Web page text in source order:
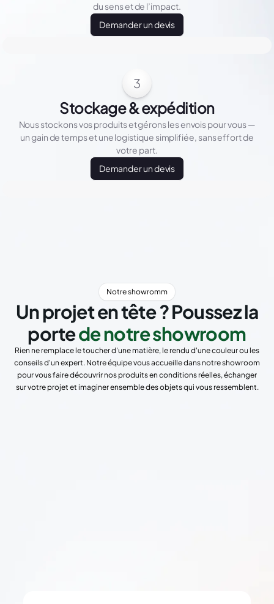
du sens et de l’impact.
Demander un devis
3
Stockage & expédition
Nous stockons vos produits et gérons les envois pour vous —
un gain de temps et une logistique simplifiée, sans effort de
votre part.
Demander un devis
Notre showromm
Un projet en tête ? Poussez la
portede notre showroom
Rien ne remplace le toucher d'une matière, le rendu d'une couleur ou les
conseils d'un expert. Notre équipe vous accueille dans notre showroom
pour vous faire découvrir nos produits en conditions réelles, échanger
sur votre projet et imaginer ensemble des objets qui vous ressemblent.